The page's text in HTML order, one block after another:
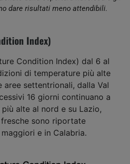
dare risultati meno attendibili.
Index)
Condition Index) dal 6 al
di temperature più alte
aree settentrionali, dalla Val
16 giorni continuano a
alte al nord e su Lazio,
sono riportate
e in Calabria.